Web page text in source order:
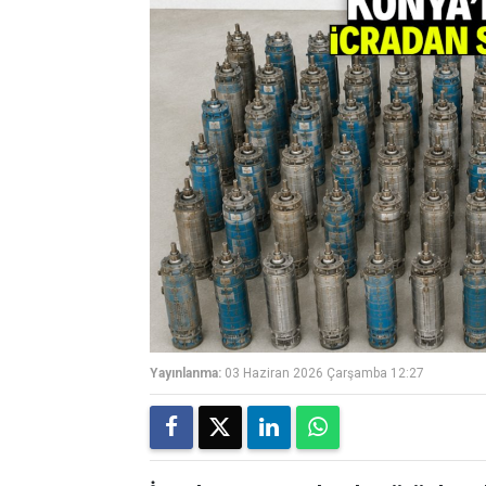
Yayınlanma: 03 Haziran 2026 Çarşamba 12:27